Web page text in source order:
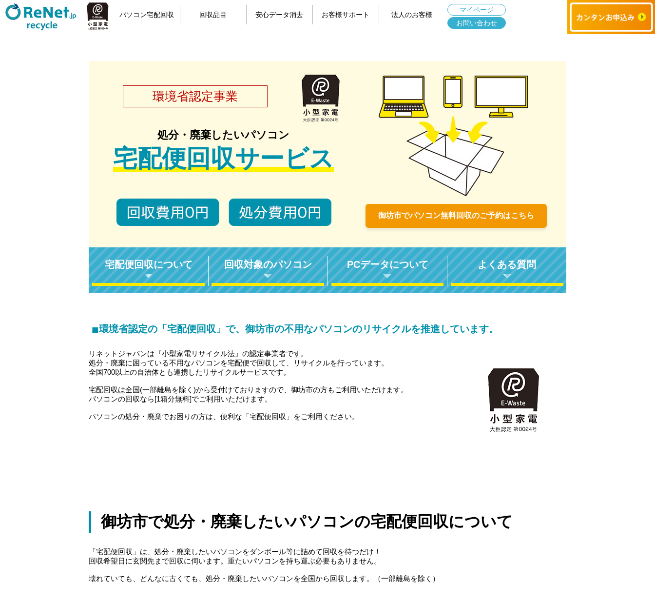
パソコン宅配回収 回収品目 安心データ消去 お客様サポート 法人のお客様
マイページ
お問い合わせ
環境省認定事業
御坊市でパソコン無料回収のご予約はこちら
処分・廃棄したいパソコン
宅配便回収サービス
宅配便回収について 回収対象のパソコン PCデータについて よくある質問
■環境省認定の「宅配便回収」で、御坊市の不用なパソコンのリサイクルを推進しています。
リネットジャパンは『小型家電リサイクル法』の認定事業者です。
処分・廃棄に困っている不用なパソコンを宅配便で回収して、リサイクルを行っています。
全国700以上の自治体とも連携したリサイクルサービスです。
宅配回収は全国(一部離島を除く)から受付けておりますので、御坊市の方もご利用いただけます。
パソコンの回収なら[1箱分無料]でご利用いただけます。
パソコンの処分・廃棄でお困りの方は、便利な「宅配便回収」をご利用ください。
御坊市で処分・廃棄したいパソコンの宅配便回収について
「宅配便回収」は、処分・廃棄したいパソコンをダンボール等に詰めて回収を待つだけ！
回収希望日に玄関先まで回収に伺います。重たいパソコンを持ち運ぶ必要もありません。
壊れていても、どんなに古くても、処分・廃棄したいパソコンを全国から回収します。（一部離島を除く）